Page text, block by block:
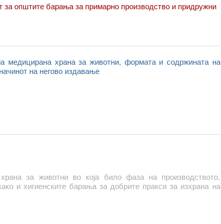
општите барања за примарно производство и придружни
медицирана храна за животни, формата и содржината на
на негово издавање
за животни во која било фаза на производството,
и хигиенските барања за добрите пракси за изхрана на